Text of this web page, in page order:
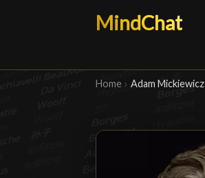
MindChat
Home › Adam Mickiewicz